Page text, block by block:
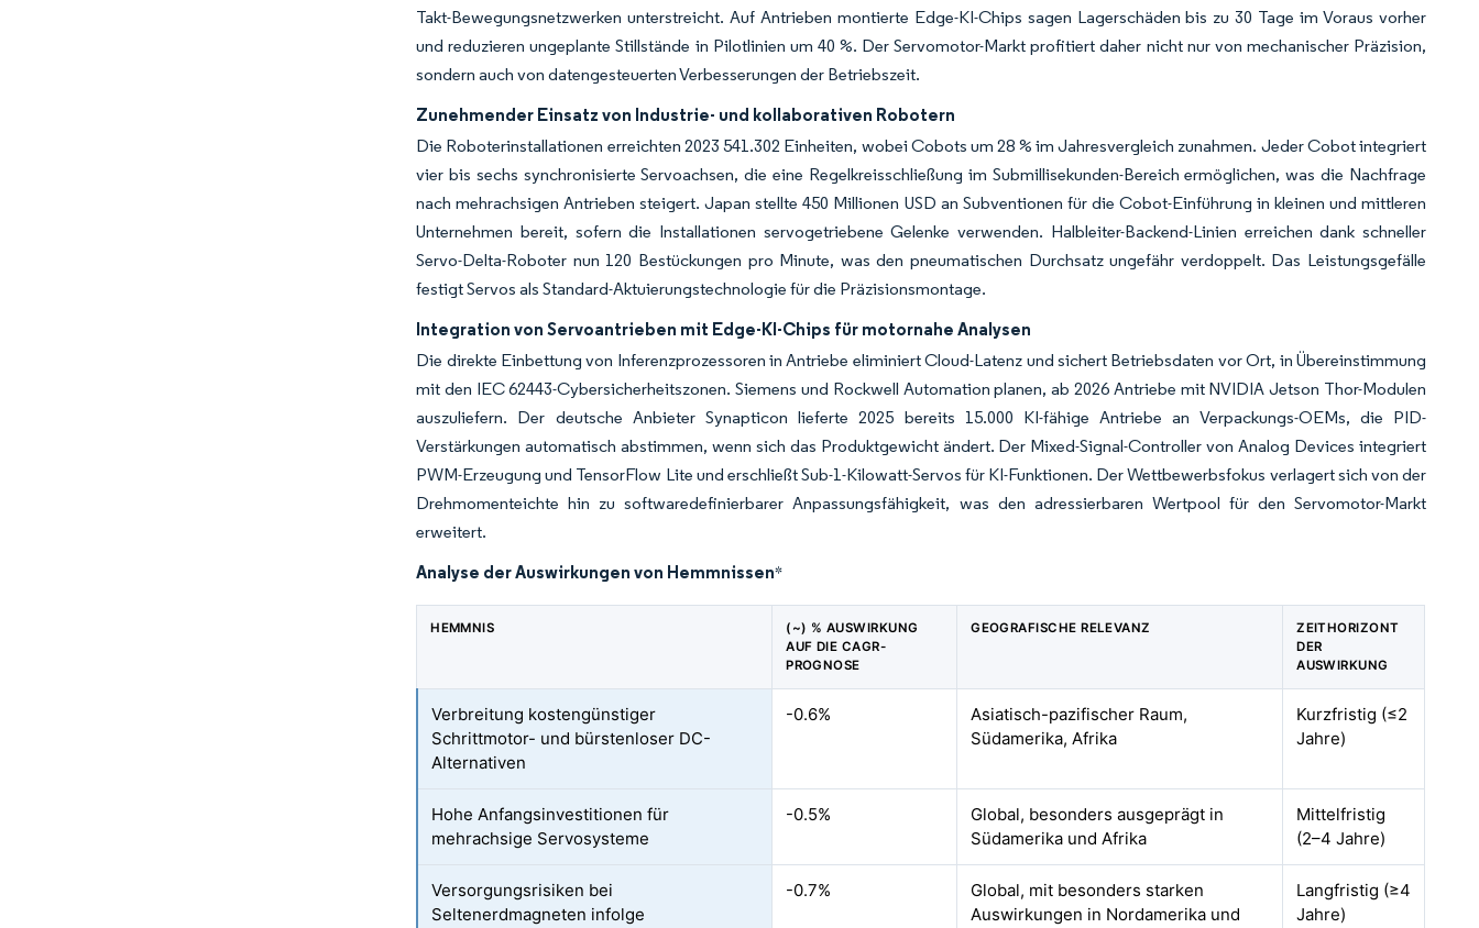
Takt-Bewegungsnetzwerken unterstreicht. Auf Antrieben montierte Edge-KI-Chips sagen Lagerschäden bis zu 30 Tage im Voraus vorher
und reduzieren ungeplante Stillstände in Pilotlinien um 40 %. Der Servomotor-Markt profitiert daher nicht nur von mechanischer Präzision,
sondern auch von datengesteuerten Verbesserungen der Betriebszeit.
Zunehmender Einsatz von Industrie- und kollaborativen Robotern
Die Roboterinstallationen erreichten 2023 541.302 Einheiten, wobei Cobots um 28 % im Jahresvergleich zunahmen. Jeder Cobot integriert
vier bis sechs synchronisierte Servoachsen, die eine Regelkreisschließung im Submillisekunden-Bereich ermöglichen, was die Nachfrage
nach mehrachsigen Antrieben steigert. Japan stellte 450 Millionen USD an Subventionen für die Cobot-Einführung in kleinen und mittleren
Unternehmen bereit, sofern die Installationen servogetriebene Gelenke verwenden. Halbleiter-Backend-Linien erreichen dank schneller
Servo-Delta-Roboter nun 120 Bestückungen pro Minute, was den pneumatischen Durchsatz ungefähr verdoppelt. Das Leistungsgefälle
festigt Servos als Standard-Aktuierungstechnologie für die Präzisionsmontage.
Integration von Servoantrieben mit Edge-KI-Chips für motornahe Analysen
Die direkte Einbettung von Inferenzprozessoren in Antriebe eliminiert Cloud-Latenz und sichert Betriebsdaten vor Ort, in Übereinstimmung
mit den IEC 62443-Cybersicherheitszonen. Siemens und Rockwell Automation planen, ab 2026 Antriebe mit NVIDIA Jetson Thor-Modulen
auszuliefern. Der deutsche Anbieter Synapticon lieferte 2025 bereits 15.000 KI-fähige Antriebe an Verpackungs-OEMs, die PID-
Verstärkungen automatisch abstimmen, wenn sich das Produktgewicht ändert. Der Mixed-Signal-Controller von Analog Devices integriert
PWM-Erzeugung und TensorFlow Lite und erschließt Sub-1-Kilowatt-Servos für KI-Funktionen. Der Wettbewerbsfokus verlagert sich von der
Drehmomenteichte hin zu softwaredefinierbarer Anpassungsfähigkeit, was den adressierbaren Wertpool für den Servomotor-Markt
erweitert.
Analyse der Auswirkungen von Hemmnissen*
HEMMNIS
(~) % AUSWIRKUNG
AUF DIE CAGR-
PROGNOSE
GEOGRAFISCHE RELEVANZ
ZEITHORIZONT
DER
AUSWIRKUNG
Verbreitung kostengünstiger
Schrittmotor- und bürstenloser DC-
Alternativen
-0.6%
Asiatisch-pazifischer Raum,
Südamerika, Afrika
Kurzfristig (≤2
Jahre)
Hohe Anfangsinvestitionen für
mehrachsige Servosysteme
-0.5%
Global, besonders ausgeprägt in
Südamerika und Afrika
Mittelfristig
(2–4 Jahre)
Versorgungsrisiken bei
Seltenerdmagneten infolge
-0.7%
Global, mit besonders starken
Auswirkungen in Nordamerika und
Langfristig (≥4
Jahre)